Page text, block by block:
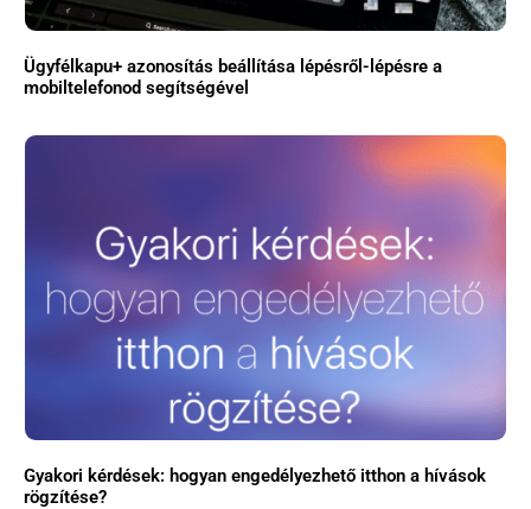
Ügyfélkapu+ azonosítás beállítása lépésről-lépésre a
mobiltelefonod segítségével
Gyakori kérdések: hogyan engedélyezhető itthon a hívások
rögzítése?